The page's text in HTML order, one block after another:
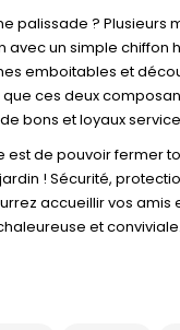
palissade ? Plusieurs
avec un simple
emboitables et
que ces deux
bons et loyaux
est de pouvoir fermer
! Sécurité,
accueillir vos
et